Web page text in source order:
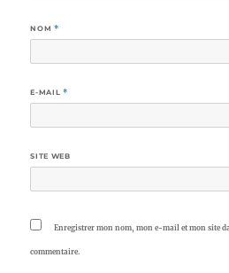
NOM *
E-MAIL *
SITE WEB
Enregistrer mon nom, mon e-mail et mon site
commentaire.